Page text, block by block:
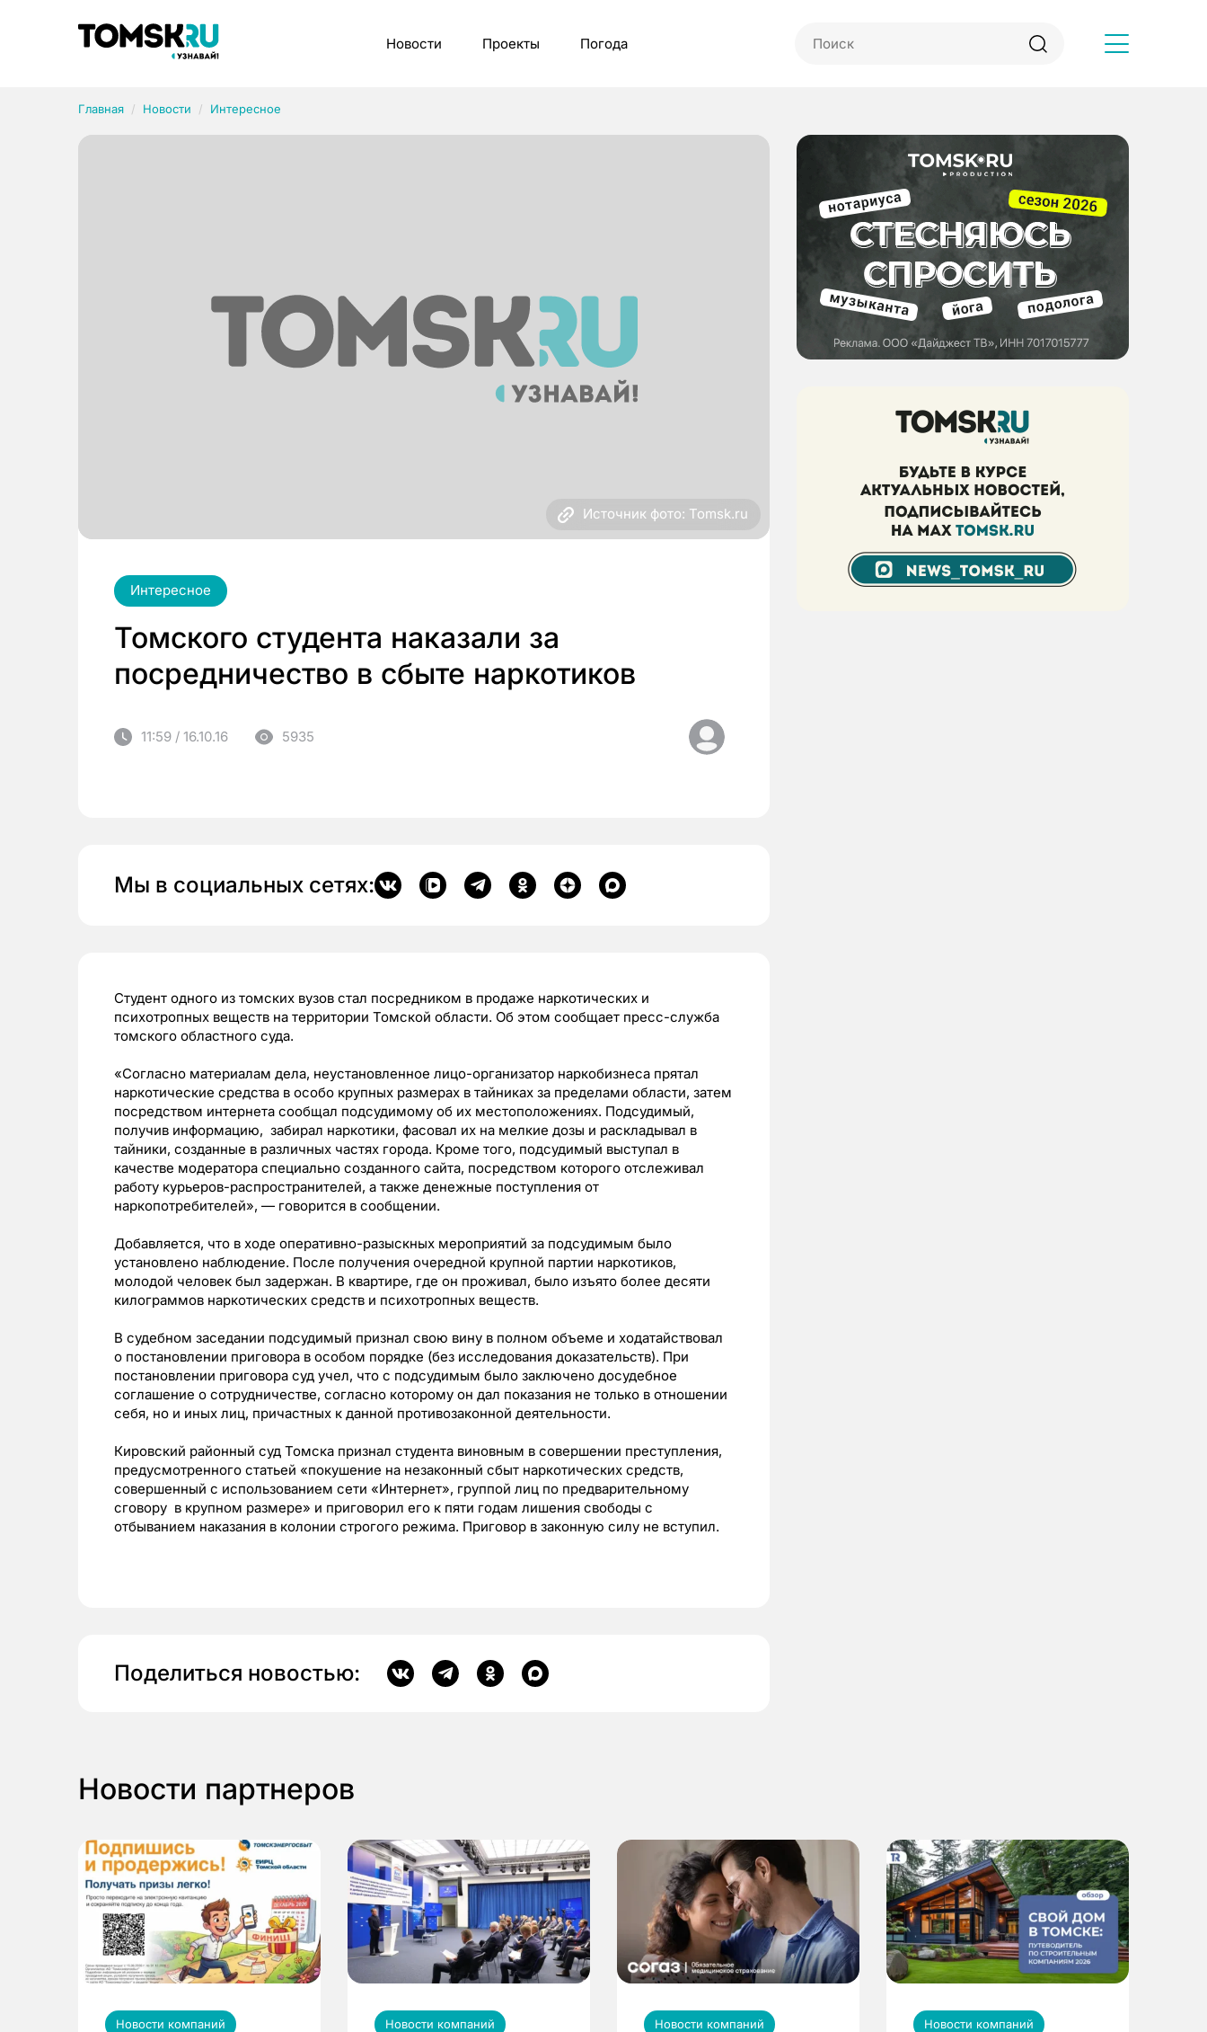
Новости Проекты Погода
Главная Новости Интересное
Источник фото: Tomsk.ru
Интересное
Томского студента наказали за
посредничество в сбыте наркотиков
11:59 / 16.10.16 5935
Мы в социальных сетях:
Студент одного из томских вузов стал посредником в продаже наркотических и
психотропных веществ на территории Томской области. Об этом сообщает пресс-служба
томского областного суда.
«Согласно материалам дела, неустановленное лицо-организатор наркобизнеса прятал
наркотические средства в особо крупных размерах в тайниках за пределами области, затем
посредством интернета сообщал подсудимому об их местоположениях. Подсудимый,
получив информацию, забирал наркотики, фасовал их на мелкие дозы и раскладывал в
тайники, созданные в различных частях города. Кроме того, подсудимый выступал в
качестве модератора специально созданного сайта, посредством которого отслеживал
работу курьеров-распространителей, а также денежные поступления от
наркопотребителей», — говорится в сообщении.
Добавляется, что в ходе оперативно-разыскных мероприятий за подсудимым было
установлено наблюдение. После получения очередной крупной партии наркотиков,
молодой человек был задержан. В квартире, где он проживал, было изъято более десяти
килограммов наркотических средств и психотропных веществ.
В судебном заседании подсудимый признал свою вину в полном объеме и ходатайствовал
о постановлении приговора в особом порядке (без исследования доказательств). При
постановлении приговора суд учел, что с подсудимым было заключено досудебное
соглашение о сотрудничестве, согласно которому он дал показания не только в отношении
себя, но и иных лиц, причастных к данной противозаконной деятельности.
Кировский районный суд Томска признал студента виновным в совершении преступления,
предусмотренного статьей «покушение на незаконный сбыт наркотических средств,
совершенный с использованием сети «Интернет», группой лиц по предварительному
сговору в крупном размере» и приговорил его к пяти годам лишения свободы с
отбыванием наказания в колонии строгого режима. Приговор в законную силу не вступил.
Поделиться новостью:
Новости партнеров
Новости компаний Новости компаний Новости компаний Новости компаний
Рубрики